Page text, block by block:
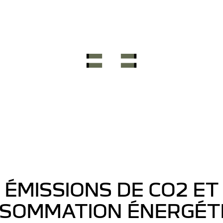
ÉMISSIONS DE CO2 ET